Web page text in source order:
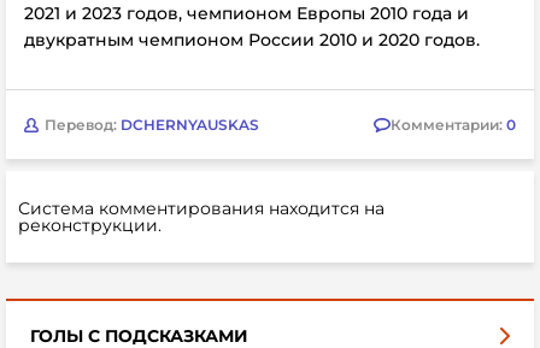
2021 и 2023 годов, чемпионом Европы 2010 года и
двукратным чемпионом России 2010 и 2020 годов.
Перевод: DCHERNYAUSKAS Комментарии: 0
Система комментирования находится на
реконструкции.
ГОЛЫ С ПОДСКАЗКАМИ